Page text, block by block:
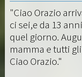
"Ciao Orazio
ci sei,e da 13
quel giorno.
mamma e tutti
Ciao Orazio."